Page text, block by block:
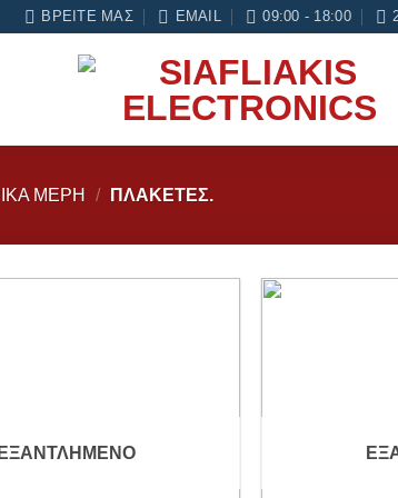
Service
ΒΡΕΊΤΕ ΜΑΣ EMAIL 09:00 - 18:00
ΜΕΡΗ / ΠΛΑΚΈΤΕΣ.
ΕΞΑΝΤΛΗΜΈΝΟ